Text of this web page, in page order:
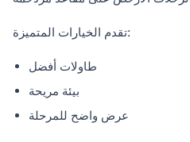
تقدم الخيارات المتميزة:
طاولات أفضل
بيئة مريحة
عرض واضح للمرحلة